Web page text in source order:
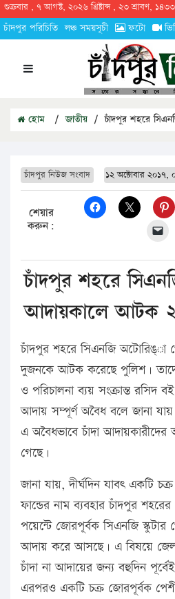
শুক্রবার , ৭ আগস্ট, ২০২৬ খ্রিষ্টাব্দ , ২৩ শ্রাবণ, ১৪৩৩
চাঁদপুর পরিচিতি লঞ্চ সময়সূচী ফটো
হোম / জাতীয় / চাঁদপুর শহরে
চাঁদপুর নিউজ সংবাদ ১২ অক্টোবার
শেয়ার
করুন:
চাঁদপুর শহরে
আদায়কালে আটক
চাঁদপুর শহরে সিএনজি অটোরিঙ্া
দুজনকে আটক করেছে পুলিশ।
ও পরিচালনা ব্যয় সংক্রান্ত রসিদ
আদায় সম্পূর্ণ অবৈধ বলে জানা
এ অবৈধভাবে চাঁদা
গেছে।
জানা যায়, দীর্ঘদিন যাবৎ একটি
ফান্ডের নাম ব্যবহার চাঁদপুর
পয়েন্টে জোরপূর্বক সিএনজি স্কুটার
আদায় করে আসছে। এ বিষয়ে
চাঁদা না আদায়ের জন্য বহুদিন
এরপরও একটি চক্র জোরপূর্বক